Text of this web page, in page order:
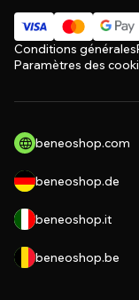
Conditions générales
Paramètres des
beneoshop.com
beneoshop.de
beneoshop.it
beneoshop.be